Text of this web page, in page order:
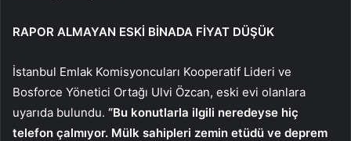
RAPOR ALMAYAN ESKİ BİNADA FİYAT DÜŞÜK
İstanbul Emlak Komisyoncuları Kooperatif Lideri ve
Bosforce Yönetici Ortağı Ulvi Özcan, eski evi olanlara
uyarıda bulundu. “Bu konutlarla ilgili neredeyse hiç
telefon çalmıyor. Mülk sahipleri zemin etüdü ve deprem